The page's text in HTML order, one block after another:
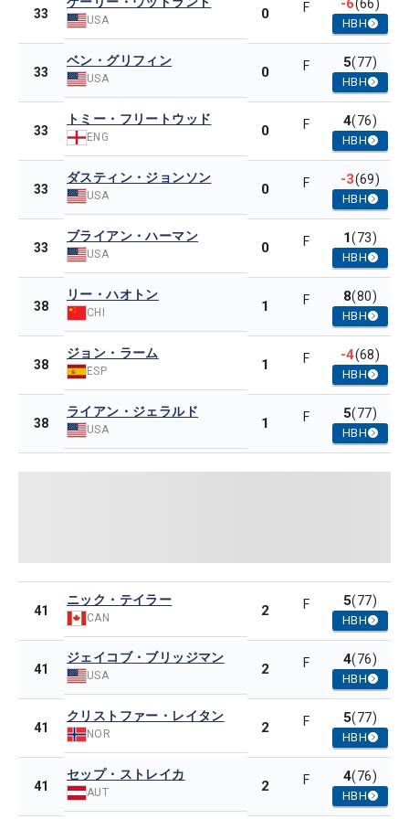
33 USA 0 F -6(66)
HBH
33
ベン・グリフィン
USA 0 F 5(77)
HBH
33
トミー・フリートウッド
ENG 0 F 4(76)
HBH
33
ダスティン・ジョンソン
USA 0 F -3(69)
HBH
33
ブライアン・ハーマン
USA 0 F 1(73)
HBH
38
リー・ハオトン
CHI 1 F 8(80)
HBH
38
ジョン・ラーム
ESP 1 F -4(68)
HBH
38
ライアン・ジェラルド
USA 1 F 5(77)
HBH
41
ニック・テイラー
CAN 2 F 5(77)
HBH
41
ジェイコブ・ブリッジマン
USA 2 F 4(76)
HBH
41
クリストファー・レイタン
NOR 2 F 5(77)
HBH
41
セップ・ストレイカ
AUT 2 F 4(76)
HBH